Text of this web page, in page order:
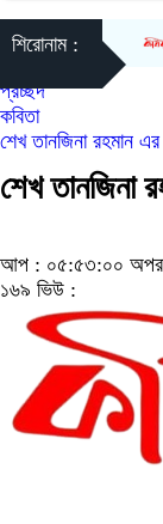
শিরোনাম :
প্রচ্ছদ
কবিতা
শেখ তানজিনা রহমান এর
শেখ তানজিনা
আপ : ০৫:৫৩:০০
১৬৯ ভিউ :